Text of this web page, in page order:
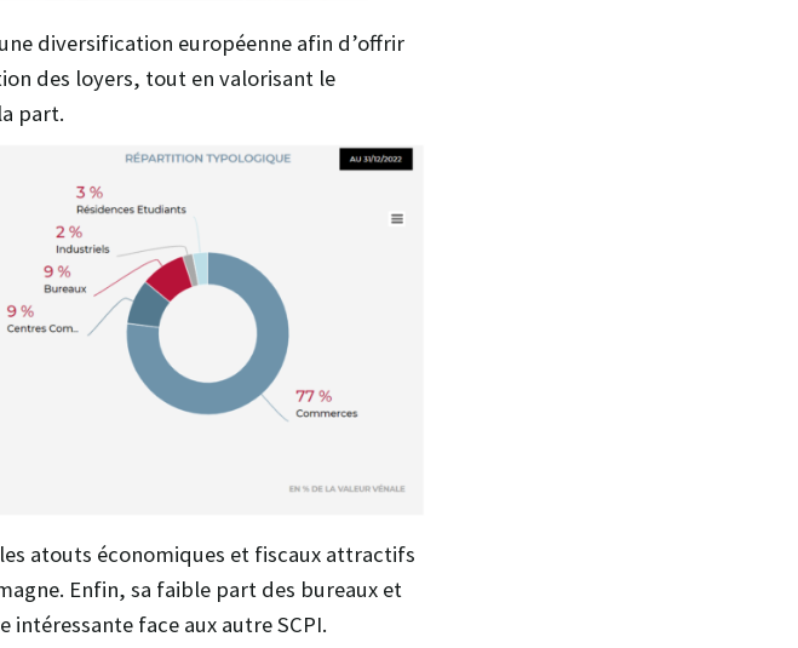
diversification européenne afin d’offrir
des loyers, tout en valorisant le
part.
atouts économiques et fiscaux attractifs
Enfin, sa faible part des bureaux et
face aux autre SCPI.